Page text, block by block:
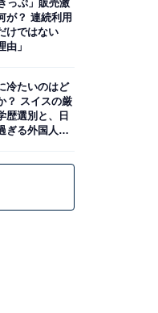
っぷ」販売激
が？ 連続利用
けではない
由」
冷たいのはど
？ スイスの厳
歴選別と、日
ぎる外国人政